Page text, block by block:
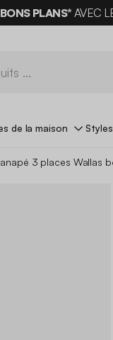
BONS PLANS*AVEC
de la maison Styles
3 places Wallas